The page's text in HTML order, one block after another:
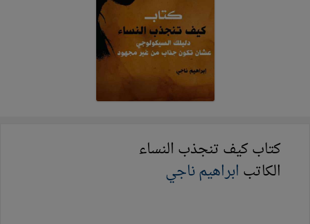
كتاب كيف تنجذب النساء
الكاتب ابراهيم ناجي